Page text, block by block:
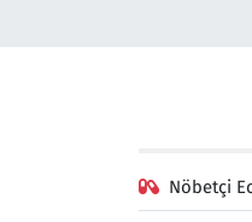
Nöbetçi